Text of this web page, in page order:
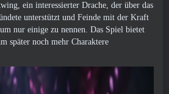
ein interessierter Drache, der über das
unterstützt und Feinde mit der Kraft
nur einige zu nennen. Das Spiel bietet
später noch mehr Charaktere